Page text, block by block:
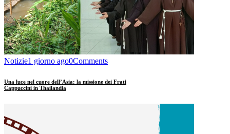
Notizie1 giorno ago0Comments
Una luce nel cuore dell’Asia: la missione dei Frati
Cappuccini in Thailandia